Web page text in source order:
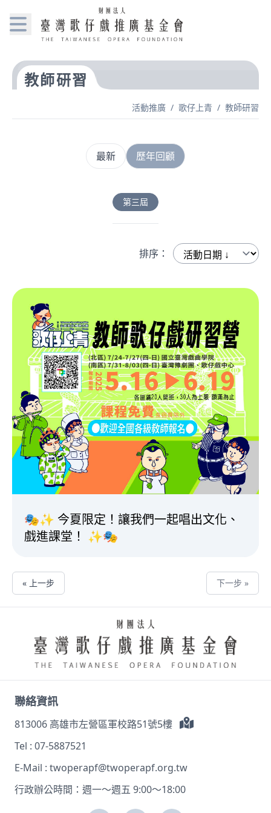
教師研習
活動推廣 / 歌仔上青 / 教師研習
最新 歷年回顧
第三屆
排序：
🎭✨ 今夏限定！讓我們一起唱出文化、
戲進課堂！ ✨🎭
« 上一步 下一步 »
聯絡資訊
813006 高雄市左營區軍校路51號5樓
Tel : 07-5887521
E-Mail : twoperapf@twoperapf.org.tw
行政辦公時間：週一～週五 9:00～18:00